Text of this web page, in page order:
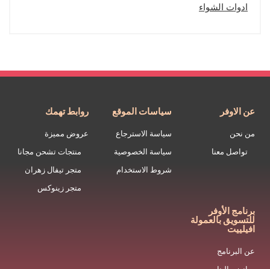
ادوات الشواء
عن الاوفر
من نحن
تواصل معنا
سياسات الموقع
سياسة الاسترجاع
سياسة الخصوصية
شروط الاستخدام
روابط تهمك
عروض مميزة
منتجات تشحن مجانا
متجر تيفال زهران
متجر زينوكس
برنامج الأوفر
للتسويق بالعمولة
افيلييت
عن البرنامج